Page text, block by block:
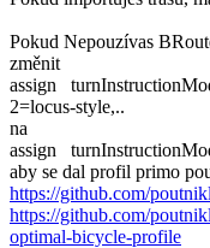
Pokud Nepouzívas
změnit
assign
2=locus-style,..
na
assign
aby se dal profil primo
https://github.com/
https://github.com/
optimal-bicycle-profile